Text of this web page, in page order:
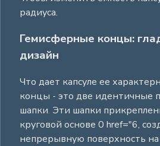
радиуса.
Гемисферные концы:
дизайн
Что дает капсуле ее
концы - это две идентичные
шапки. Эти шапки
круговой основе 0 href="6,
непрерывную поверхность